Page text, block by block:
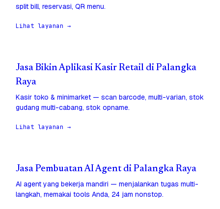
split bill, reservasi, QR menu.
Lihat layanan →
Jasa Bikin Aplikasi Kasir Retail di Palangka
Raya
Kasir toko & minimarket — scan barcode, multi-varian, stok
gudang multi-cabang, stok opname.
Lihat layanan →
Jasa Pembuatan AI Agent di Palangka Raya
AI agent yang bekerja mandiri — menjalankan tugas multi-
langkah, memakai tools Anda, 24 jam nonstop.